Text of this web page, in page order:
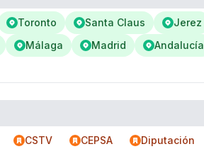
Toronto Santa Claus Jerez
Málaga Madrid Andalucía
CSTV CEPSA Diputación